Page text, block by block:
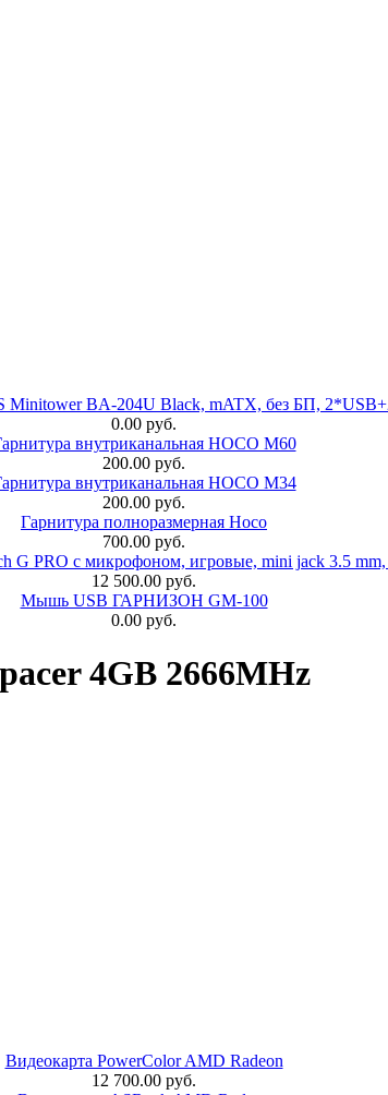
Minitower BA-204U Black, mATX, без БП,
0.00 руб.
внутриканальная HOCO M60
200.00 руб.
внутриканальная HOCO M34
200.00 руб.
Гарнитура полноразмерная Hoco
700.00 руб.
G PRO с микрофоном, игровые, mini jack 3.5
12 500.00 руб.
Мышь USB ГАРНИЗОН GM-100
0.00 руб.
4GB 2666MHz
Видеокарта PowerColor AMD Radeon
12 700.00 руб.